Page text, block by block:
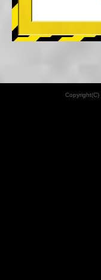
Copyright(C)